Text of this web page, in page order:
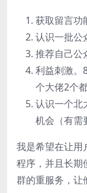
获取留言功
认识一批公
推荐自己公
利益刺激。
个大佬2个都
认识一个北
机会（有需
我是希望在让用
程序，并且长
群的重服务，让